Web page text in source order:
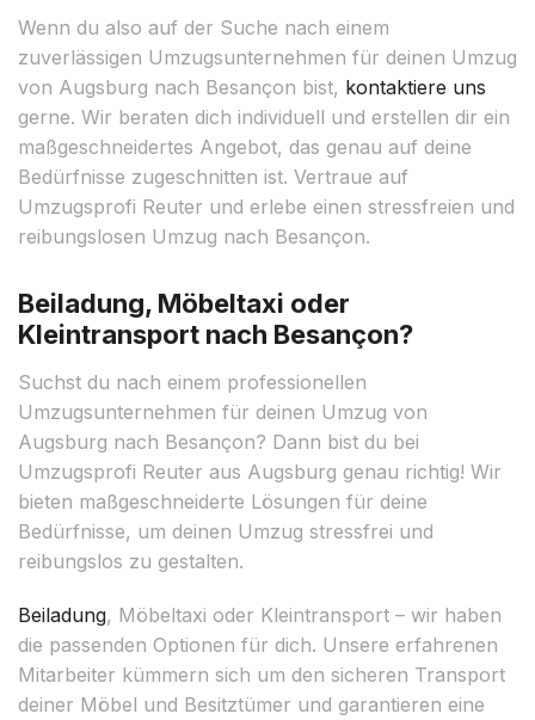
Wenn du also auf der Suche nach einem
zuverlässigen Umzugsunternehmen für deinen Umzug
von Augsburg nach Besançon bist, kontaktiere uns
gerne. Wir beraten dich individuell und erstellen dir ein
maßgeschneidertes Angebot, das genau auf deine
Bedürfnisse zugeschnitten ist. Vertraue auf
Umzugsprofi Reuter und erlebe einen stressfreien und
reibungslosen Umzug nach Besançon.
Beiladung, Möbeltaxi oder
Kleintransport nach Besançon?
Suchst du nach einem professionellen
Umzugsunternehmen für deinen Umzug von
Augsburg nach Besançon? Dann bist du bei
Umzugsprofi Reuter aus Augsburg genau richtig! Wir
bieten maßgeschneiderte Lösungen für deine
Bedürfnisse, um deinen Umzug stressfrei und
reibungslos zu gestalten.
Beiladung, Möbeltaxi oder Kleintransport – wir haben
die passenden Optionen für dich. Unsere erfahrenen
Mitarbeiter kümmern sich um den sicheren Transport
deiner Möbel und Besitztümer und garantieren eine